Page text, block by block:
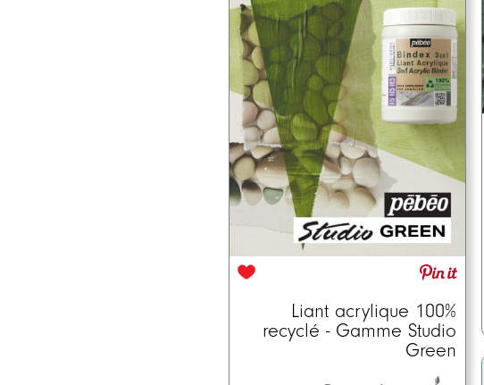
Liant acrylique 100%
recyclé - Gamme Studio
Green